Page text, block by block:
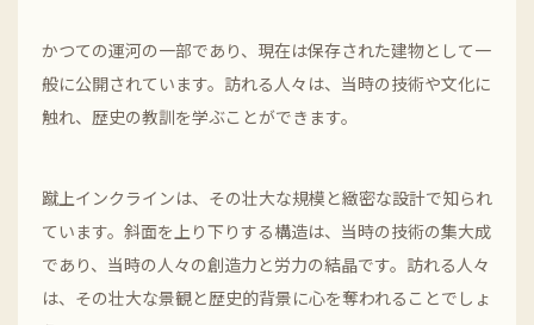
かつての運河の一部であり、現在は保存された建物として一
般に公開されています。訪れる人々は、当時の技術や文化に
触れ、歴史の教訓を学ぶことができます。
蹴上インクラインは、その壮大な規模と緻密な設計で知られ
ています。斜面を上り下りする構造は、当時の技術の集大成
であり、当時の人々の創造力と労力の結晶です。訪れる人々
は、その壮大な景観と歴史的背景に心を奪われることでしょ